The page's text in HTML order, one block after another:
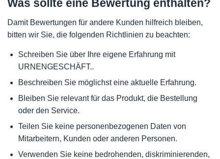
Was sollte eine Bewertung enthalten?
Damit Bewertungen für andere Kunden hilfreich bleiben,
bitten wir Sie, die folgenden Richtlinien zu beachten:
Schreiben Sie über Ihre eigene Erfahrung mit
URNENGESCHÄFT..
Beschreiben Sie möglichst eine aktuelle Erfahrung.
Bleiben Sie relevant für das Produkt, die Bestellung
oder den Service.
Teilen Sie keine personenbezogenen Daten von
Mitarbeitern, Kunden oder anderen Personen.
Verwenden Sie keine bedrohenden, diskriminierenden,